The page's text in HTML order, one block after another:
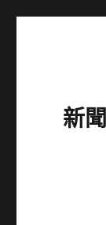
新聞